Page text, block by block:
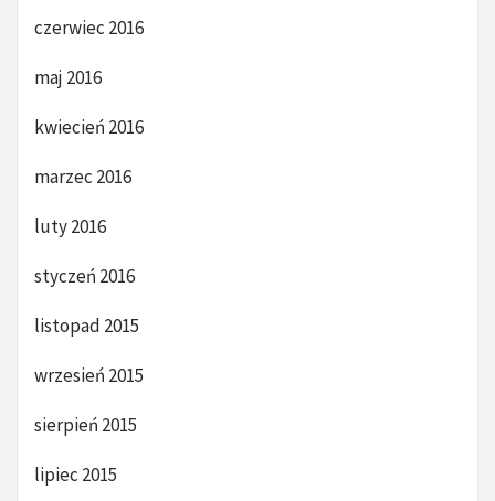
czerwiec 2016
maj 2016
kwiecień 2016
marzec 2016
luty 2016
styczeń 2016
listopad 2015
wrzesień 2015
sierpień 2015
lipiec 2015